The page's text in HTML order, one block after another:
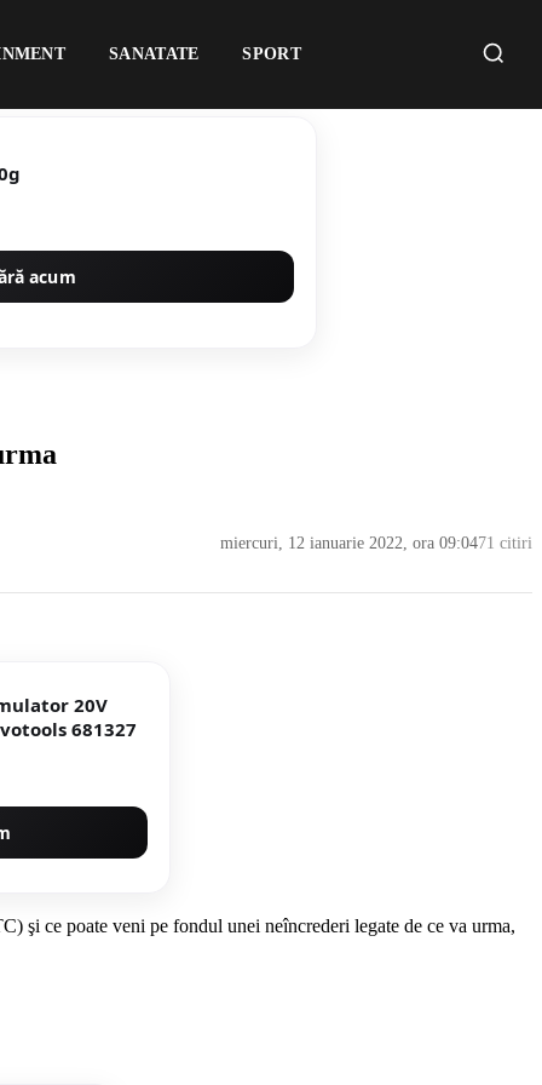
SANATATE SPORT
acum
miercuri, 12 ianuarie 2022, ora 09:0471 citiri
20V
681327
şi ce poate veni pe fondul unei neîncrederi legate de ce va urma,